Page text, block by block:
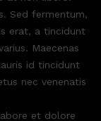
Sed fermentum,
erat, a tincidunt
Maecenas
id tincidunt
nec venenatis
et dolore